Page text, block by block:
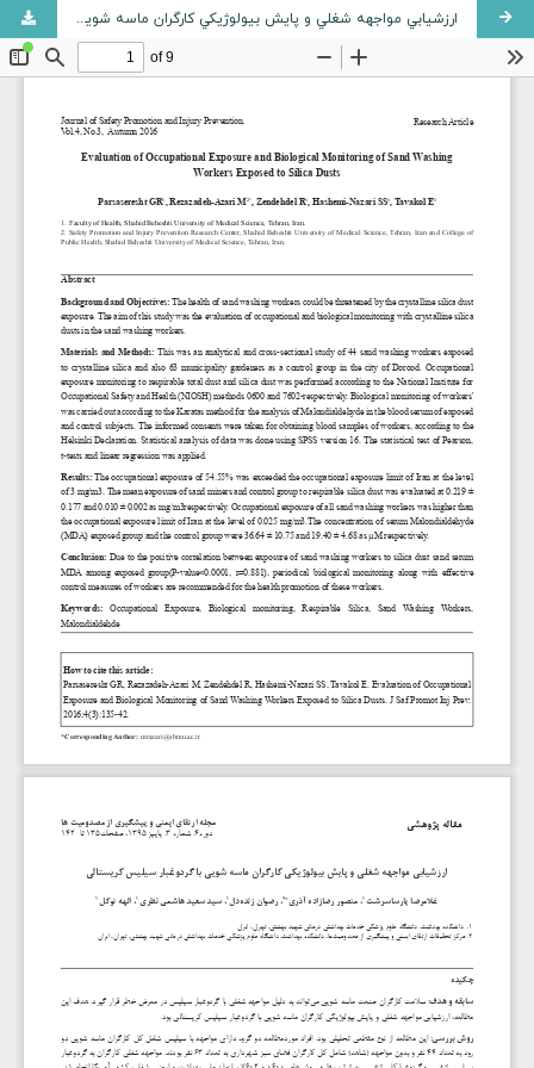
ارزشيابي مواجهه شغلي و پايش بيولوژيکي کارگران ماسه شويي با گردوغبار سيليس کريستالي